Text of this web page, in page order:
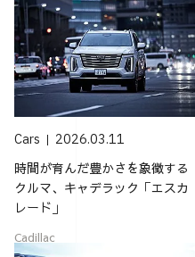
Cars 2026.03.11
時間が育んだ豊かさを象徴する
クルマ、キャデラック「エスカ
レード」
Cadillac